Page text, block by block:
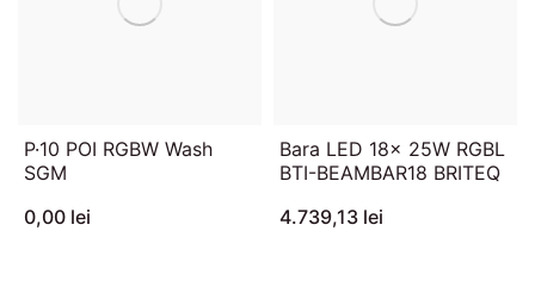
P·10 POI RGBW Wash
SGM
0,00 lei
Bara LED 18x 25W RGBL
BTI-BEAMBAR18 BRITEQ
4.739,13 lei